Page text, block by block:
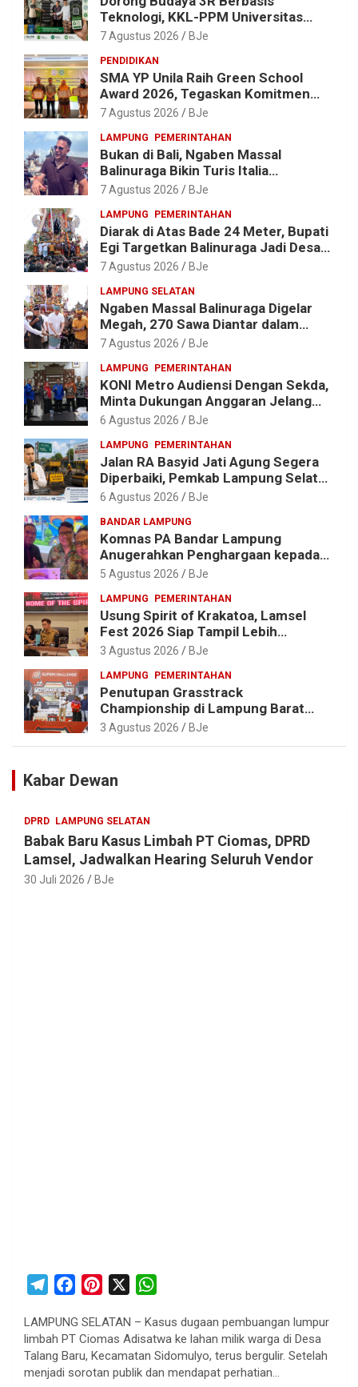
Teknologi, KKL-PPM Universitas
Malahayati Kenalkan AI Barcode
7 Agustus 2026 BJe
PENDIDIKAN
SMA YP Unila Raih Green School
Award 2026, Tegaskan Komitmen
Wujudkan Sekolah Ramah
7 Agustus 2026 BJe
LAMPUNG PEMERINTAHAN
Bukan di Bali, Ngaben Massal
Balinuraga Bikin Turis Italia
Terpukau, Puluhan Ribu Orang Ikut
7 Agustus 2026 BJe
LAMPUNG PEMERINTAHAN
Diarak di Atas Bade 24 Meter, Bupati
Egi Targetkan Balinuraga Jadi Desa
Wisata Budaya 2027
7 Agustus 2026 BJe
LAMPUNG SELATAN
Ngaben Massal Balinuraga Digelar
Megah, 270 Sawa Diantar dalam
Tradisi Suci yang Gerakkan Ekonomi
7 Agustus 2026 BJe
LAMPUNG PEMERINTAHAN
KONI Metro Audiensi Dengan Sekda,
Minta Dukungan Anggaran Jelang
Porprov X Lampung
6 Agustus 2026 BJe
LAMPUNG PEMERINTAHAN
Jalan RA Basyid Jati Agung Segera
Diperbaiki, Pemkab Lampung Selatan
Alokasikan Rp1,13 Miliar
6 Agustus 2026 BJe
BANDAR LAMPUNG
Komnas PA Bandar Lampung
Anugerahkan Penghargaan kepada
Kombes Pol. Alfret Jacob Tilukay
5 Agustus 2026 BJe
LAMPUNG PEMERINTAHAN
Usung Spirit of Krakatoa, Lamsel
Fest 2026 Siap Tampil Lebih
Spektakuler dengan Empat Event
3 Agustus 2026 BJe
LAMPUNG PEMERINTAHAN
Penutupan Grasstrack
Championship di Lampung Barat
Meriah, Dihadiri Ribuan Penonton; Ini
3 Agustus 2026 BJe
Kabar Dewan
DPRD LAMPUNG SELATAN
Babak Baru Kasus Limbah PT Ciomas, DPRD
Lamsel, Jadwalkan Hearing Seluruh Vendor
30 Juli 2026 BJe
l
e
g
c
e
b
n
t
e
a
t
s
LAMPUNG SELATAN – Kasus dugaan pembuangan lumpur
limbah PT Ciomas Adisatwa ke lahan milik warga di Desa
Talang Baru, Kecamatan Sidomulyo, terus bergulir. Setelah
menjadi sorotan publik dan mendapat perhatian…